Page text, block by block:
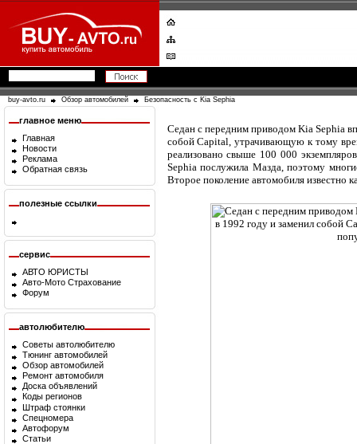
buy-avto.ru Обзор автомобилей Безопасность с Kia Sephia
главное меню
Главная
Новости
Реклама
Обратная связь
полезные ссылки
сервис
АВТО ЮРИСТЫ
Авто-Мото Страхование
Форум
автолюбителю
Советы автолюбителю
Тюнинг автомобилей
Обзор автомобилей
Ремонт автомобиля
Доска объявлений
Коды регионов
Штраф стоянки
Спецномера
Автофорум
Статьи
Седан с передним приводом Kia Sephia
собой Capital, утрачивающую к тому
реализовано свыше 100 000
Sephia послужила Мазда, поэтому
Второе поколение автомобиля известно